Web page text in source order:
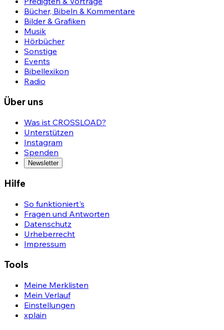
Bücher, Bibeln & Kommentare
Bilder & Grafiken
Musik
Hörbücher
Sonstige
Events
Bibellexikon
Radio
Über uns
Was ist CROSSLOAD?
Unterstützen
Instagram
Spenden
Newsletter
Hilfe
So funktioniert's
Fragen und Antworten
Datenschutz
Urheberrecht
Impressum
Tools
Meine Merklisten
Mein Verlauf
Einstellungen
xplain